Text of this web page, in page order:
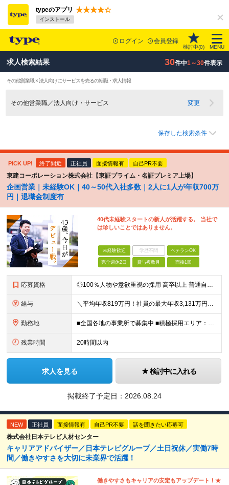
typeのアプリ
インストール
ログイン 会員登録
検討中(0) MENU
求人検索結果 30件中1～30件表示
その他営業職 × 法人向けにサービスを売るの転職・求人情報
その他営業職／法人向け・サービス 変更
保存した検索条件
PICK UP! 終了間近 正社員 面接情報有 自己PR不要
東建コーポレーション株式会社【東証プライム・名証プレミア上場】
企画営業｜未経験OK｜40～50代入社多数｜2人に1人が年収700万
円｜退職金制度有
40代未経験スタートの新人が活躍する。 当社で
は珍しいことではありません。
未経験歓迎 学歴不問 ベテランOK
完全週休2日 賞与複数月 面接1回
応募資格 ◎100％人物や意欲重視の採用 高卒以上 普通自動車第一種運転免許取得者（AT限定可） ★職歴は全く問いません！ 前向きにコツコツと向き合える方であれば結果がついてくるお仕事です。 現職・無職、正社
給与 ＼平均年収819万円！社員の最大年収3,131万円／ ＼2人に1人が年収700万円以上／ ＼5人に1人が年収1,000万円以上！／ 固定給だけで、年収524万円も可能！ インセンティブだけでなく固定給
勤務地 ■全国各地の事業所で募集中 ■積極採用エリア：東京・神奈川・埼玉・千葉・愛知 ※希望の勤務地で働ける！通勤可能な事業所を選定していきます ※地元に戻って働きたいUターン希望者も歓迎します！ ※社用車を
残業時間 20時間以内
求人を見る 検討中に入れる
掲載終了予定日： 2026.08.24
NEW 正社員 面接情報有 自己PR不要 話を聞きたい応募可
株式会社日本テレビ人材センター
キャリアアドバイザー／日本テレビグループ／土日祝休／実働7時
間／働きやすさを大切に未業界で活躍！
働きやすさもキャリアの安定もアップデート！★